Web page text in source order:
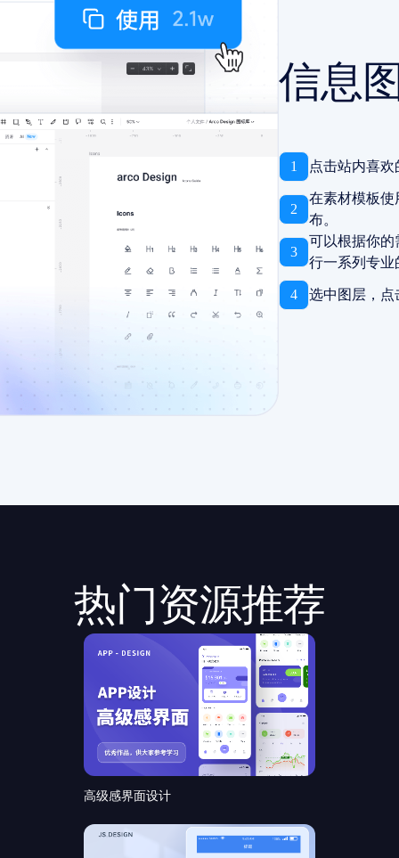
信息
1 点击站内喜
2
在素材模板使
布。
3
可以根据你的
行一系列专
4 选中图层，点
热门资源推荐
高级感界面设计